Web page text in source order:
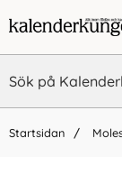
Startsidan